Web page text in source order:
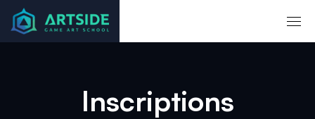
Inscriptions